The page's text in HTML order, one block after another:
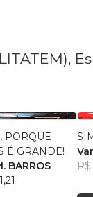
PORQUE
É GRANDE!
BARROS
R$